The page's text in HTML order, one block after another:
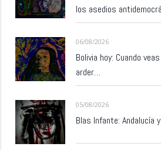
los asedios
06/08/2026
Bolivia hoy: Cuando
arder…
05/08/2026
Blas Infante: Andalucía